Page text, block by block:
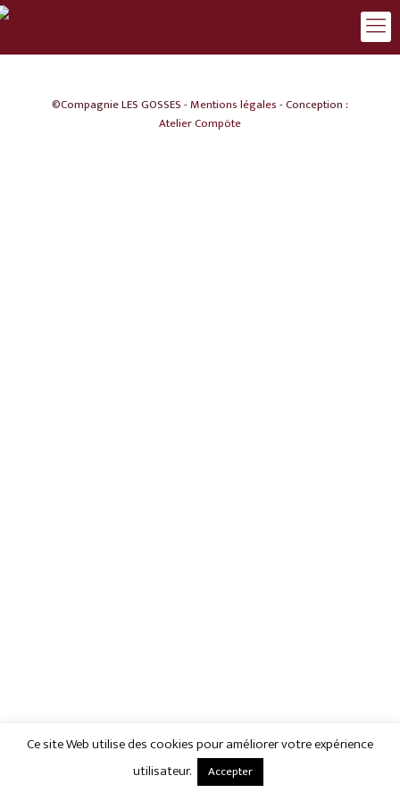
©Compagnie LES GOSSES -Mentions légales- Conception :
Atelier Compöte
Ce site Web utilise des cookies pour améliorer votre expérience
utilisateur.
Accepter